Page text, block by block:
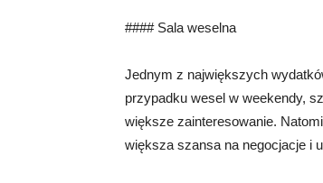
#### Sala weselna
Jednym z największych
przypadku wesel w weekendy,
większe zainteresowanie.
większa szansa na negocjacje i